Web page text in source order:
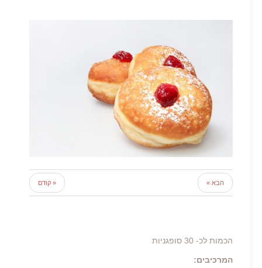
« קודם הבא »
הכמות לכ- 30 סופגניות
המרכיבים: